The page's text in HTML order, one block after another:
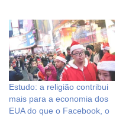
Estudo: a religião contribui
mais para a economia dos
EUA do que o Facebook, o